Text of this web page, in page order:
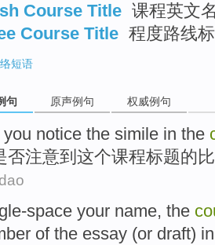
Course Title 课程英文
Course Title 程度路线
短语
句 原声例句 权威例句
you notice the simile in the
否注意到 这个课程标题的
space your name, the
of the essay (or draft) in